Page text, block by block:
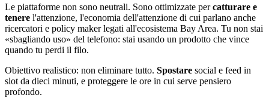
Le piattaforme non sono neutrali. Sono ottimizzate percatturare e
tenere l'attenzione, l'economia dell'attenzione di cui parlano anche
ricercatori e policy maker legati all'ecosistema Bay Area. Tu non stai
«sbagliando uso» del telefono: stai usando un prodotto che vince
quando tu perdi il filo.
Obiettivo realistico: non eliminare tutto. Spostare social e feed in
slot da dieci minuti, e proteggere le ore in cui serve pensiero
profondo.